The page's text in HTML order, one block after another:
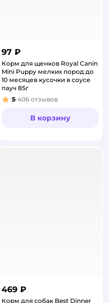
97 ₽
Корм для щенков Royal Canin
Mini Puppy мелких пород до
10 месяцев кусочки в соусе
пауч 85г
Рейтинг:
5 406 отзывов
В корзину
469 ₽
Корм для собак Best Dinner